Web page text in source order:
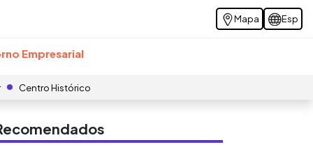
Mapa Esp
Empresarial
Centro Histórico